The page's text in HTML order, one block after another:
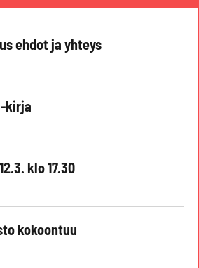
ehdot ja yhteys
kirja
klo 17.30
kokoontuu